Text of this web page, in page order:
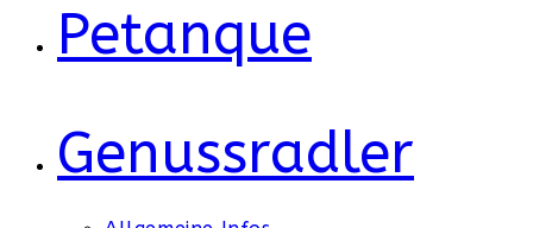
Petanque
Genussradler